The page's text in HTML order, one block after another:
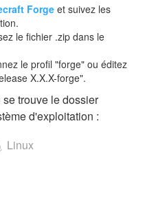
Forge et suivez les
le fichier .zip dans le
le profil "forge" ou éditez
X.X.X-forge".
trouve le dossier
d'exploitation :
Linux